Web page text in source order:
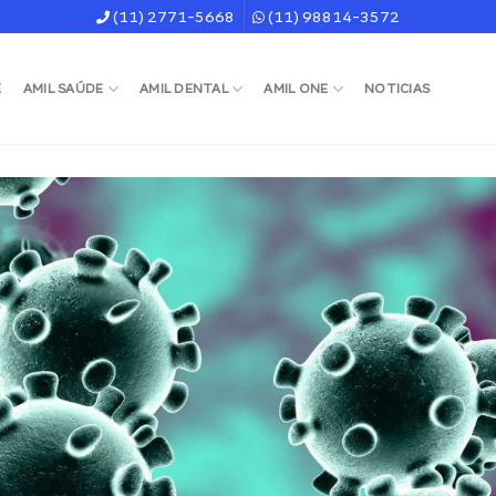
(11) 2771-5668 (11) 98814-3572
AMIL SAÚDE AMIL DENTAL AMIL ONE NOTICIAS